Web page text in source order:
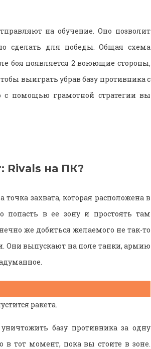
на обучение. Оно позволит
сделать для победы. Общая схема
боя появляется 2 воюющие стороны,
выиграть убрав базу противника с
с помощью грамотной стратегии вы
Rivals на ПК?
захвата, которая расположена в
попасть в ее зону и простоять там
же добиться желаемого не так-то
Они выпускают на поле танки, армию
ракета.
базу противника за одну
в тот момент, пока вы стоите в зоне.